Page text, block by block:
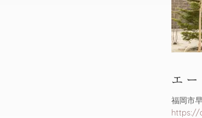
エ
福岡市
https://